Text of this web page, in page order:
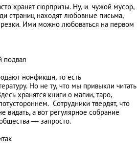
хранят сюрпризы. Ну, и чужой мусор,
страниц находят любовные письма,
Ими можно любоваться на первом
подвал
нонфикшн, то есть
Но не ту, что мы привыкли читать
хранятся книги о магии, таро,
Сотрудники твердят, что
видать, а вот регулярное собрание
— запросто.